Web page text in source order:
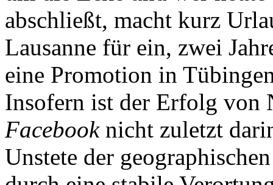
abschließt, macht kurz
Lausanne für ein, zwei
eine Promotion in
Insofern ist der Erfolg von
Facebooknicht zuletzt
Unstete der